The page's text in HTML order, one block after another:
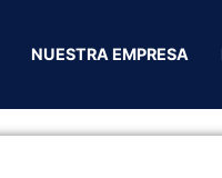
NUESTRA EMPRESA